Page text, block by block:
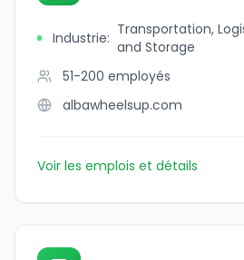
Industrie: Transportation,
and Storage
51-200 employés
albawheelsup.com
Voir les emplois et détails